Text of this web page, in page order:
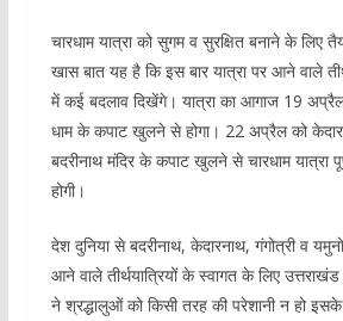
चारधाम यात्रा को सुगम व सुरक्षित बनाने के लिए
खास बात यह है कि इस बार यात्रा पर आने वाले
में कई बदलाव दिखेंगे। यात्रा का आगाज 19 अप्रैल
धाम के कपाट खुलने से होगा। 22 अप्रैल को
बदरीनाथ मंदिर के कपाट खुलने से चारधाम यात्रा
होगी।
देश दुनिया से बदरीनाथ, केदारनाथ, गंगोत्री व
आने वाले तीर्थयात्रियों के स्वागत के लिए
ने श्रद्धालुओं को किसी तरह की परेशानी न हो